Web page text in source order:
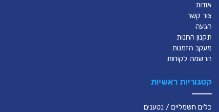
אודות
צור קשר
הגעה
תקנון החנות
מעקב הזמנות
הרשמת לקוחות
קטגוריות ראשיות
כלים חשמליים / נטענים